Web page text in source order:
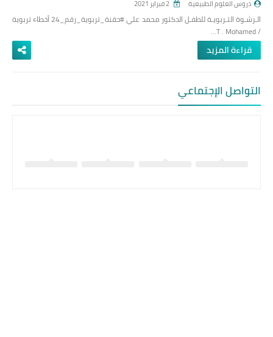
دروس العلوم الطبيعية
الـرشـوة التـربويـة للطفـل الدكتور محمد علي #حقنة_تربوية_رقم_24 أخطاء تربوية
/ T . Mohamed…
قراءة المزيد
التواصل الإجتماعي